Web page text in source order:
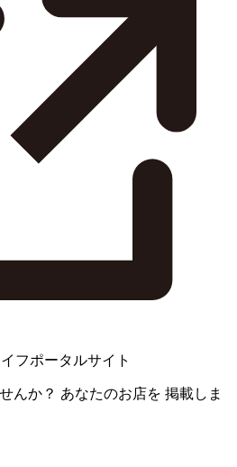
フポータルサイト
んか？ あなたのお店を 掲載しま